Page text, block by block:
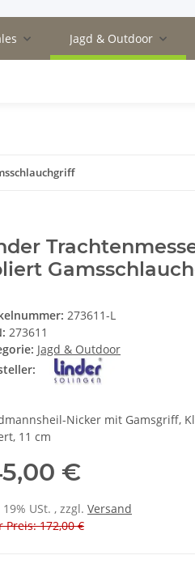
Jagd & Outdoor
273611-L
273611
Jagd & Outdoor
Nicker mit Gamsgriff,
11 cm
€
USt. , zzgl. Versand
Preis: 172,00 €